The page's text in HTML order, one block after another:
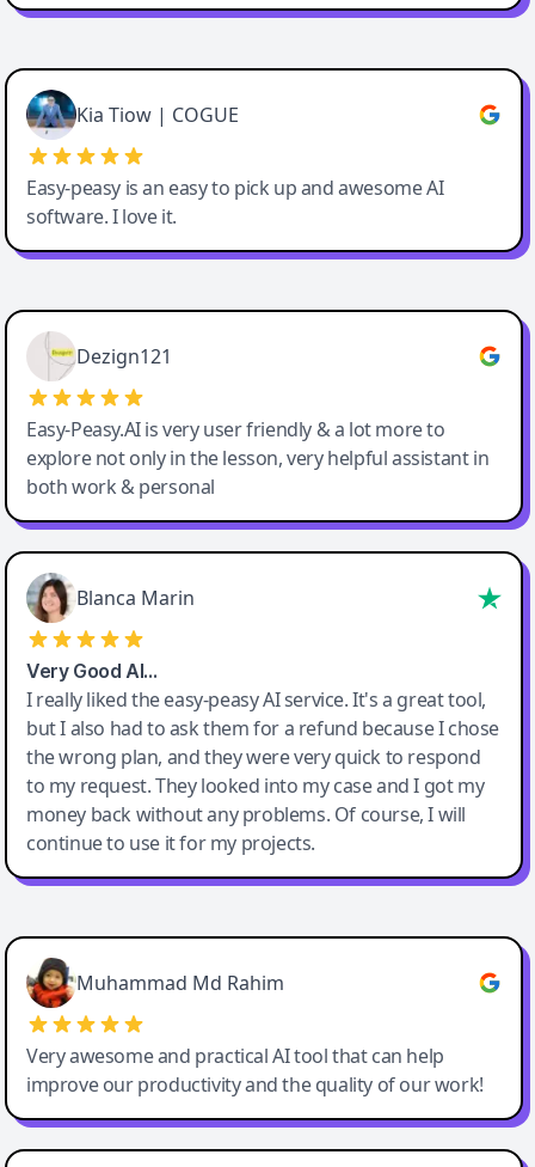
Cody Crabb
Great service, Best AI tool
Kia Tiow | COGUE
Easy-peasy is an easy to pick up and awesome AI
software. I love it.
Easy-Peasy AI
Dezign121
Easy-Peasy.AI is very user friendly & a lot more to
explore not only in the lesson, very helpful assistant in
both work & personal
Blanca Marin
Very Good AI…
I really liked the easy-peasy AI service. It's a great tool,
but I also had to ask them for a refund because I chose
the wrong plan, and they were very quick to respond
to my request. They looked into my case and I got my
money back without any problems. Of course, I will
continue to use it for my projects.
Easy-Peasy AI
Muhammad Md Rahim
Very awesome and practical AI tool that can help
improve our productivity and the quality of our work!